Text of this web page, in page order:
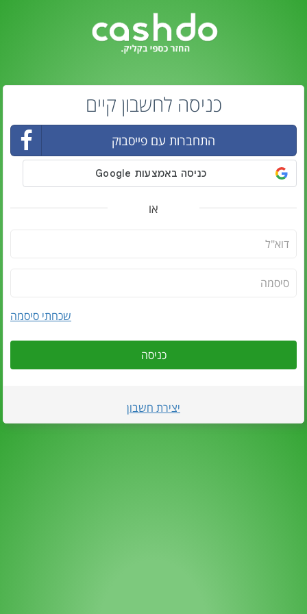
כניסה לחשבון קיים
התחברות עם פייסבוק
או
שכחתי סיסמה
כניסה
יצירת חשבון